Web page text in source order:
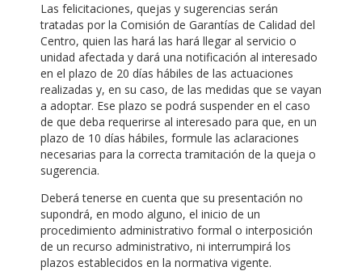
Las felicitaciones, quejas y sugerencias serán
tratadas por la Comisión de Garantías de Calidad del
Centro, quien las hará las hará llegar al servicio o
unidad afectada y dará una notificación al interesado
en el plazo de 20 días hábiles de las actuaciones
realizadas y, en su caso, de las medidas que se vayan
a adoptar. Ese plazo se podrá suspender en el caso
de que deba requerirse al interesado para que, en un
plazo de 10 días hábiles, formule las aclaraciones
necesarias para la correcta tramitación de la queja o
sugerencia.
Deberá tenerse en cuenta que su presentación no
supondrá, en modo alguno, el inicio de un
procedimiento administrativo formal o interposición
de un recurso administrativo, ni interrumpirá los
plazos establecidos en la normativa vigente.